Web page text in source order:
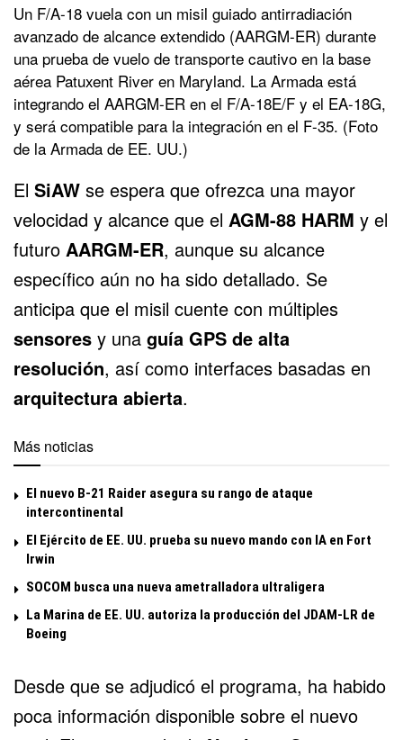
Un F/A-18 vuela con un misil guiado antirradiación
avanzado de alcance extendido (AARGM-ER) durante
una prueba de vuelo de transporte cautivo en la base
aérea Patuxent River en Maryland. La Armada está
integrando el AARGM-ER en el F/A-18E/F y el EA-18G,
y será compatible para la integración en el F-35. (Foto
de la Armada de EE. UU.)
El SiAW se espera que ofrezca una mayor
velocidad y alcance que el AGM-88 HARM y el
futuro AARGM-ER, aunque su alcance
específico aún no ha sido detallado. Se
anticipa que el misil cuente con múltiples
sensores y una guía GPS de alta
resolución, así como interfaces basadas en
arquitectura abierta.
Más noticias
El nuevo B-21 Raider asegura su rango de ataque
intercontinental
El Ejército de EE. UU. prueba su nuevo mando con IA en Fort
Irwin
SOCOM busca una nueva ametralladora ultraligera
La Marina de EE. UU. autoriza la producción del JDAM-LR de
Boeing
Desde que se adjudicó el programa, ha habido
poca información disponible sobre el nuevo